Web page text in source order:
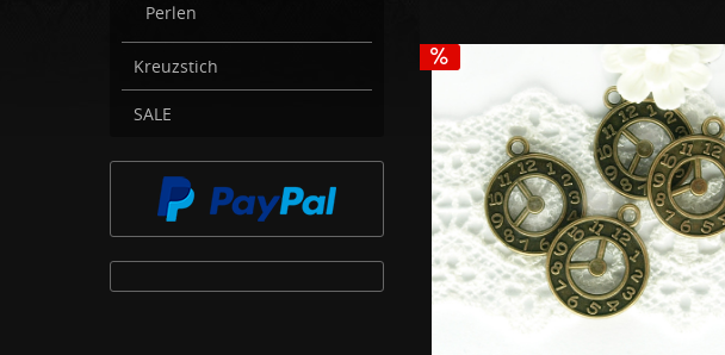
Perlen
Kreuzstich
SALE